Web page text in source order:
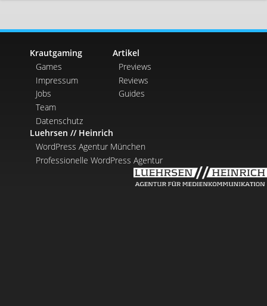
Krautgaming
Games
Impressum
Jobs
Team
Datenschutz
Artikel
Previews
Reviews
Guides
Luehrsen // Heinrich
WordPress Agentur München
Professionelle WordPress Agentur